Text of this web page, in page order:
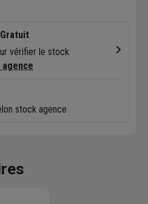
vérifier le stock
stock agence